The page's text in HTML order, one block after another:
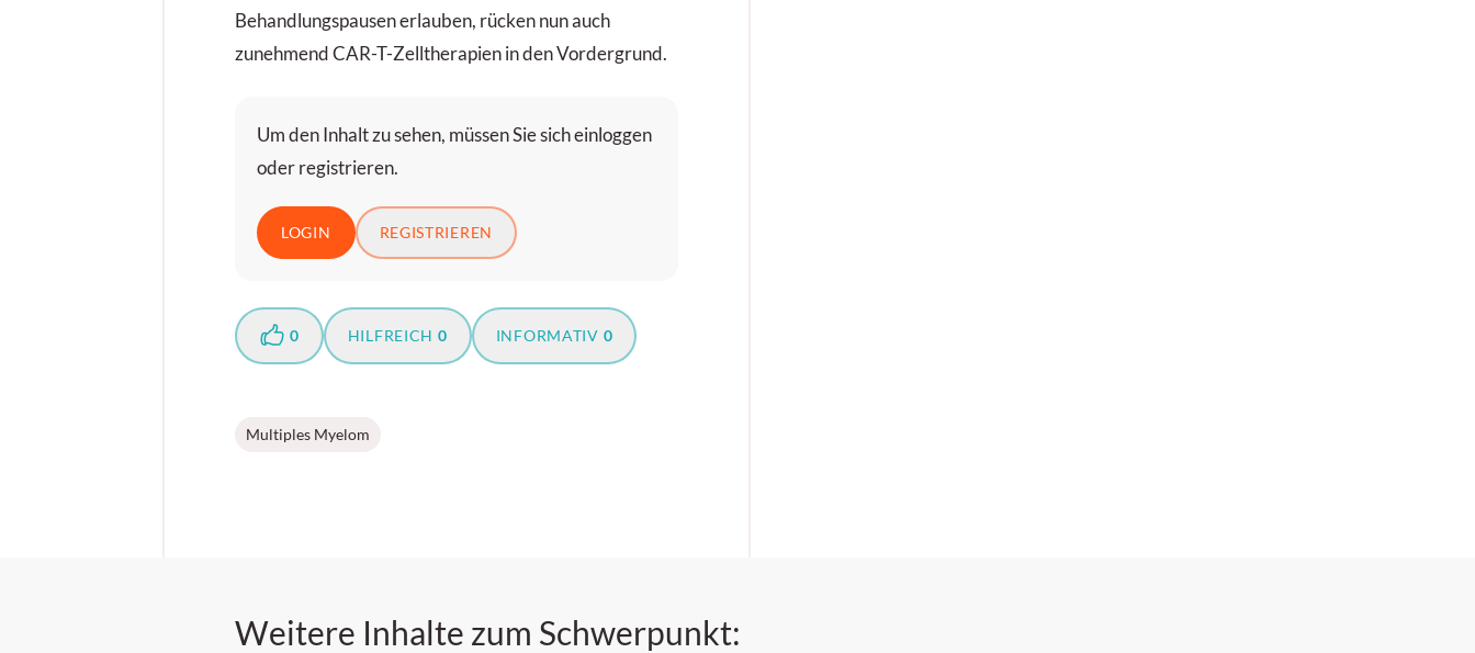
Behandlungspausen erlauben, rücken nun auch
zunehmend CAR-T-Zelltherapien in den Vordergrund.
Um den Inhalt zu sehen, müssen Sie sich einloggen
oder registrieren.
LOGIN REGISTRIEREN
0 HILFREICH 0 INFORMATIV 0
Multiples Myelom
Weitere Inhalte zum Schwerpunkt: